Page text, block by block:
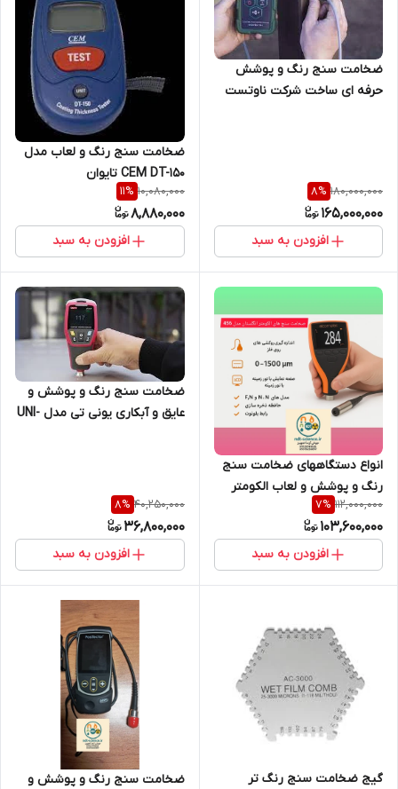
ضخامت سنج رنگ و پوشش
حرفه ای ساخت شرکت ناوتست
180,000,000
8%
165,000,000
افزودن به سبد
ضخامت سنج رنگ و لعاب مدل
CEM DT-150 تایوان
10,080,000
11%
8,880,000
افزودن به سبد
انواع دستگاههای ضخامت سنج
رنگ و پوشش و لعاب الکومتر
انگستان در مجموعه تخصصی
جوش آزما تجهیز
112,000,000
7%
103,600,000
افزودن به سبد
ضخامت سنج رنگ و پوشش و
عایق و آبکاری یونی تی مدل UNI-
40,250,000
8%
36,800,000
افزودن به سبد
گیج ضخامت سنج رنگ تر
ضخامت سنج رنگ و پوشش و